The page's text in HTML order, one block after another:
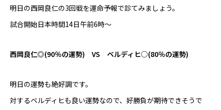
スポーツ
社会
テニス四大大会・五輪
明日の西岡良仁の3回戦を運命予報で診てみましょう。
試合開始日本時間14日午前6時～
西岡良仁◎(90％の運勢) VS ベルディヒ○(80％の運勢)
明日の運勢も絶好調です。
対するベルディヒも良い運勢なので、好勝負が期待できそうで